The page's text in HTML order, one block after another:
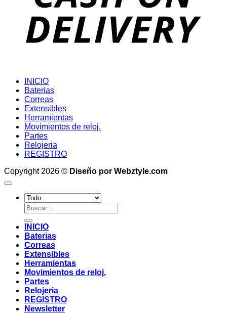
INICIO
Baterias
Correas
Extensibles
Herramientas
Movimientos de reloj.
Partes
Relojeria
REGISTRO
Copyright 2026 © Diseño por Webztyle.com
Buscar
por:
INICIO
Baterias
Correas
Extensibles
Herramientas
Movimientos de reloj.
Partes
Relojeria
REGISTRO
Newsletter